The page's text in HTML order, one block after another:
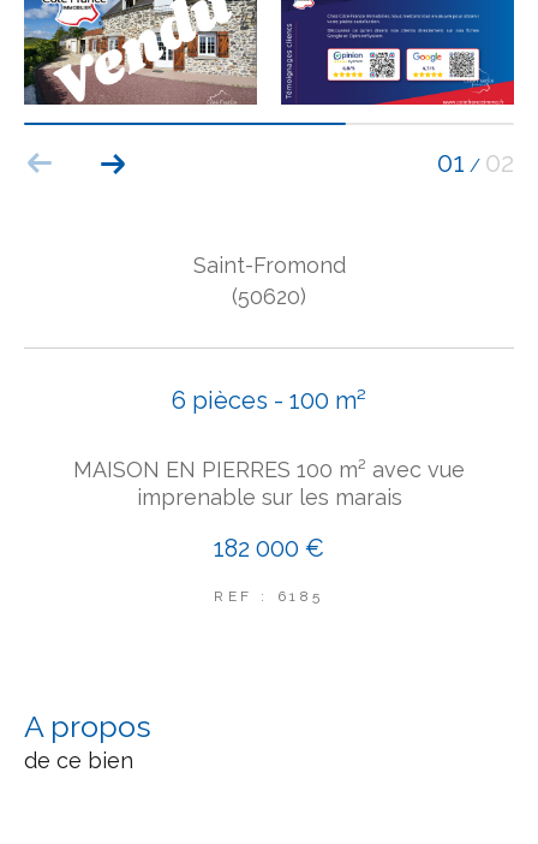
01 / 02
Saint-Fromond
(50620)
6 pièces - 100 m²
MAISON EN PIERRES 100 m² avec vue
imprenable sur les marais
182 000 €
REF : 6185
a propos
de ce bien
AFFINER LES CRITÈRES
TERRASSE PARKING PISCINE